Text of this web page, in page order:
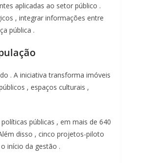
aplicadas ao setor público .
, integrar informações entre
pública .
. A iniciativatransforma imóveis
, espaços culturais ,
políticas públicas , em mais de 640
disso , cinco projetos-piloto
o início da gestão .